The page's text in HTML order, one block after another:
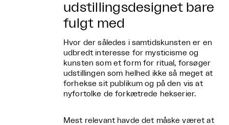
udstillingsdesignet bare
fulgt med
Hvor der således i samtidskunsten er en
udbredt interesse for mysticisme og
kunsten som et form for ritual, forsøger
udstillingen som helhed ikke så meget at
forhekse sit publikum og på den vis at
nyfortolke de forkætrede hekserier.
Mest relevant havde det måske været at